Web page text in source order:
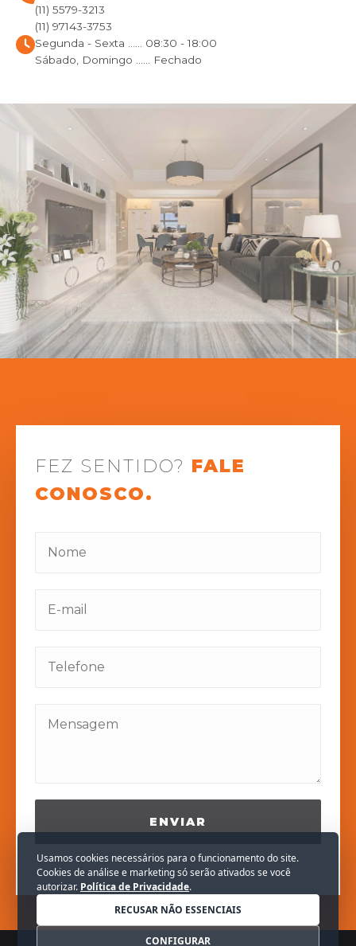
(11) 5579-3213
(11) 97143-3753
Segunda - Sexta ...... 08:30 - 18:00
Sábado, Domingo ...... Fechado
FEZ SENTIDO? FALE
CONOSCO.
ENVIAR
Usamos cookies necessários para o funcionamento do site.
Cookies de análise e marketing só serão ativados se você
autorizar. Política de Privacidade.
RECUSAR NÃO ESSENCIAIS
CONFIGURAR